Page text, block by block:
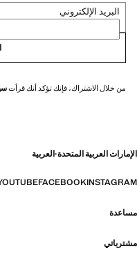
البريد الإلكتروني
من خلال الاشتراك، فإنك تؤكد أنك قرأت
الإمارات العربية المتحدة·العربية
INSTAGRAM
FACEBOOK
مساعدة
مشترياتي